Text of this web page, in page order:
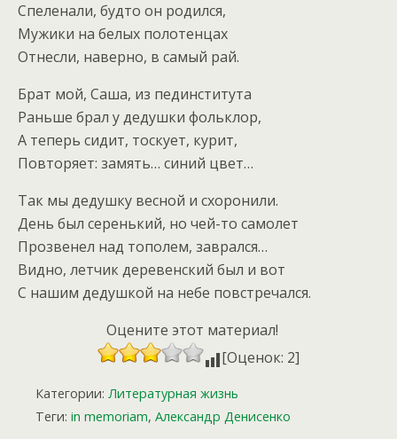
Спеленали, будто он родился,
Мужики на белых полотенцах
Отнесли, наверно, в самый рай.
Брат мой, Саша, из пединститута
Раньше брал у дедушки фольклор,
А теперь сидит, тоскует, курит,
Повторяет: замять… синий цвет…
Так мы дедушку весной и схоронили.
День был серенький, но чей-то самолет
Прозвенел над тополем, заврался…
Видно, летчик деревенский был и вот
С нашим дедушкой на небе повстречался.
Оцените этот материал!
[Оценок: 2]
Категории: Литературная жизнь
Теги: in memoriam, Александр Денисенко